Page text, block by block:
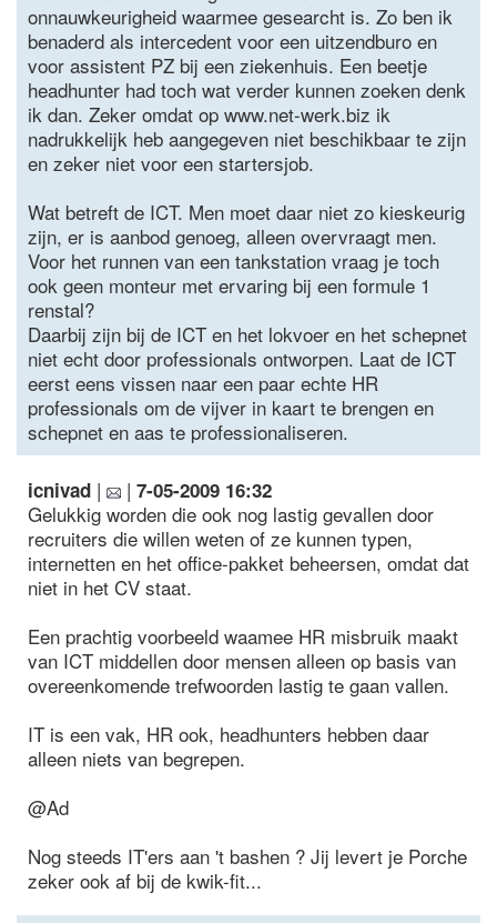
onnauwkeurigheid waarmee gesearcht is. Zo ben ik
benaderd als intercedent voor een uitzendburo en
voor assistent PZ bij een ziekenhuis. Een beetje
headhunter had toch wat verder kunnen zoeken denk
ik dan. Zeker omdat op www.net-werk.biz ik
nadrukkelijk heb aangegeven niet beschikbaar te zijn
en zeker niet voor een startersjob.
Wat betreft de ICT. Men moet daar niet zo kieskeurig
zijn, er is aanbod genoeg, alleen overvraagt men.
Voor het runnen van een tankstation vraag je toch
ook geen monteur met ervaring bij een formule 1
renstal?
Daarbij zijn bij de ICT en het lokvoer en het schepnet
niet echt door professionals ontworpen. Laat de ICT
eerst eens vissen naar een paar echte HR
professionals om de vijver in kaart te brengen en
schepnet en aas te professionaliseren.
icnivad | | 7-05-2009 16:32
Gelukkig worden die ook nog lastig gevallen door
recruiters die willen weten of ze kunnen typen,
internetten en het office-pakket beheersen, omdat dat
niet in het CV staat.
Een prachtig voorbeeld waamee HR misbruik maakt
van ICT middellen door mensen alleen op basis van
overeenkomende trefwoorden lastig te gaan vallen.
IT is een vak, HR ook, headhunters hebben daar
alleen niets van begrepen.
@Ad
Nog steeds IT'ers aan 't bashen ? Jij levert je Porche
zeker ook af bij de kwik-fit...